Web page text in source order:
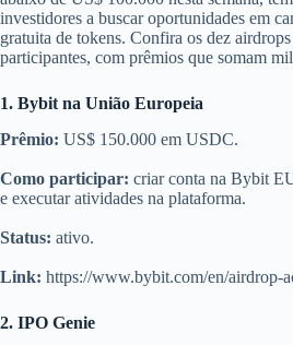
investidores a buscar oportunidades em
gratuita de tokens. Confira os dez
participantes, com prêmios que somam
1. Bybit na União Europeia
Prêmio: US$ 150.000 em USDC.
Como participar: criar conta na Bybit
e executar atividades na plataforma.
Status: ativo.
Link: https://www.bybit.com/en/airdrop-
2. IPO Genie